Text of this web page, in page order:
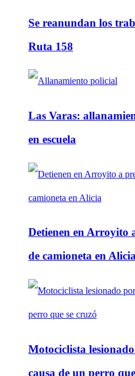
Se reanundan los
Ruta 158
Las Varas:
en escuela
Detienen en Arroyito
de camioneta en
Motociclista
causa de un perro